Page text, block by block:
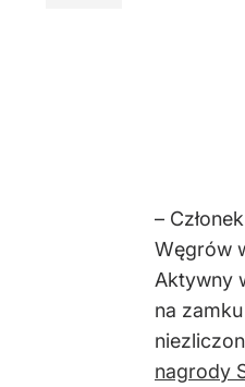
–
Węgrów
Aktywny
na
nagrody